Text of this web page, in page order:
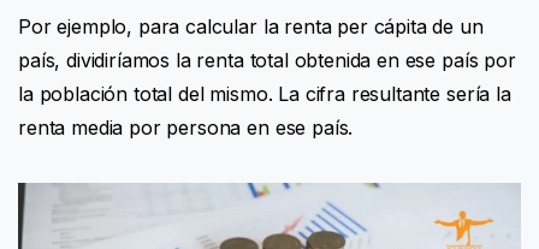
Por ejemplo, para calcular la renta per cápita de un
país, dividiríamos la renta total obtenida en ese país por
la población total del mismo. La cifra resultante sería la
renta media por persona en ese país.